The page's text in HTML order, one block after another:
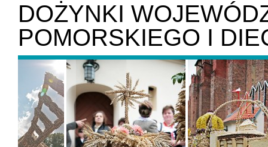
DOŻYNKI
POMORSKIEGO I